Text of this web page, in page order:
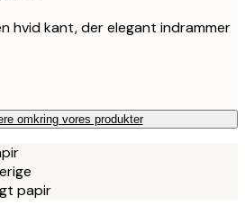
hvid kant, der elegant indrammer
omkring vores produkter
papir